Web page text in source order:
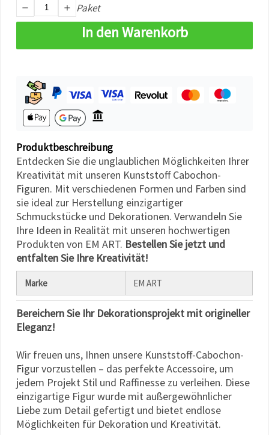
jederzeit
ändern
oder
Alle
akzeptieren
Cookie-
Einstellungen
Paket
In den Warenkorb
Produktbeschreibung
Entdecken Sie die unglaublichen Möglichkeiten Ihrer
Kreativität mit unseren Kunststoff Cabochon-
Figuren. Mit verschiedenen Formen und Farben sind
sie ideal zur Herstellung einzigartiger
Schmuckstücke und Dekorationen. Verwandeln Sie
Ihre Ideen in Realität mit unseren hochwertigen
Produkten von EM ART. Bestellen Sie jetzt und
entfalten Sie Ihre Kreativität!
Marke EM ART
Bereichern Sie Ihr Dekorationsprojekt mit origineller
Eleganz!
Wir freuen uns, Ihnen unsere Kunststoff-Cabochon-
Figur vorzustellen – das perfekte Accessoire, um
jedem Projekt Stil und Raffinesse zu verleihen. Diese
einzigartige Figur wurde mit außergewöhnlicher
Liebe zum Detail gefertigt und bietet endlose
Möglichkeiten für Dekoration und Kreativität.